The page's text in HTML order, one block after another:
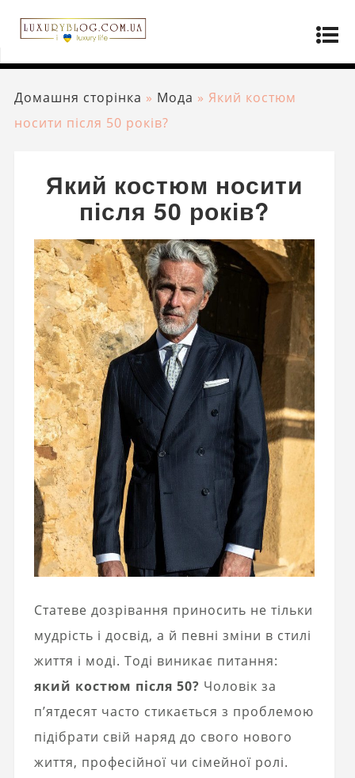
Домашня сторінка » Мода » Який костюм
носити після 50 років?
Який костюм носити
після 50 років?
Статеве дозрівання приносить не тільки
мудрість і досвід, а й певні зміни в стилі
життя і моді. Тоді виникає питання:
який костюм після 50? Чоловік за
п’ятдесят часто стикається з проблемою
підібрати свій наряд до свого нового
життя, професійної чи сімейної ролі.